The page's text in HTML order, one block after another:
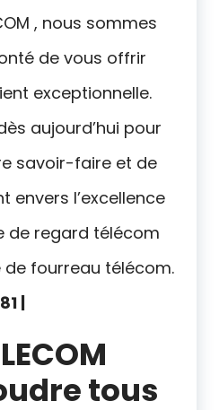
, nous sommes
de vous offrir
exceptionnelle.
aujourd’hui pour
savoir-faire et de
envers l’excellence
de regard télécom
fourreau télécom.
|
tous